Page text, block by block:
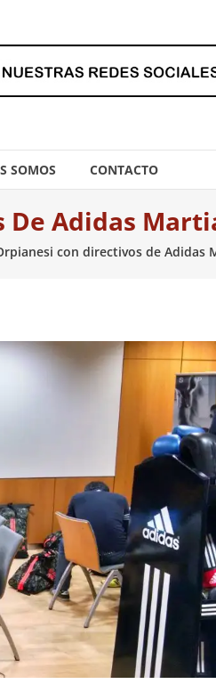
SOMOS CONTACTO
De Adidas
con directivos de Adidas